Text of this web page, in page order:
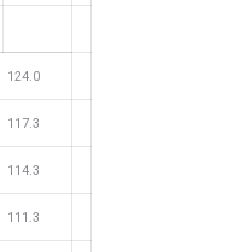
124.0
117.3
114.3
111.3